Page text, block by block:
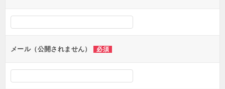
シ
ンメール（公開されません） 必須